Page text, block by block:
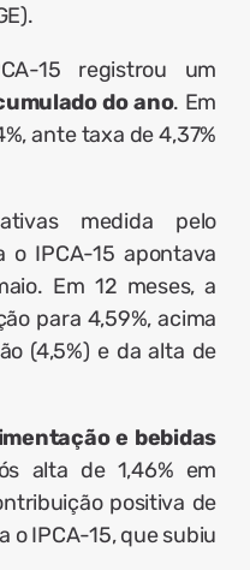
15 registrou um
do ano. Em
ante taxa de 4,37%
medida pelo
o IPCA-15 apontava
Em 12 meses, a
para 4,59%, acima
(4,5%) e da alta de
e bebidas
alta de 1,46% em
positiva de
o IPCA-15, que subiu